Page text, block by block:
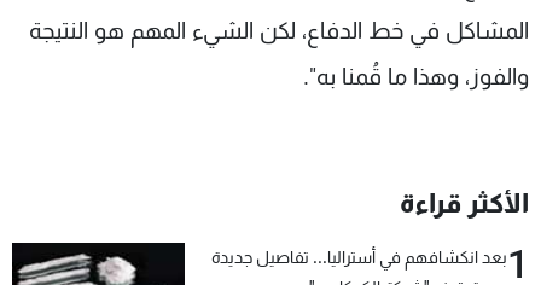
المشاكل في خط الدفاع، لكن الشيء المهم هو النتيجة
والفوز، وهذا ما قُمنا به".
الأكثر قراءة
1بعد انكشافهم في أستراليا... تفاصيل جديدة